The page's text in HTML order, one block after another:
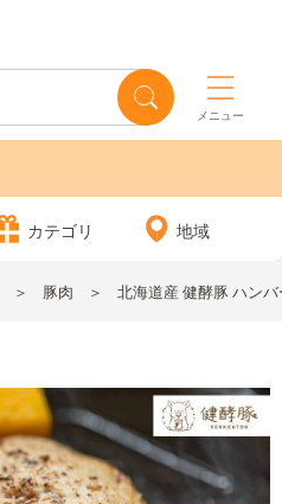
メニュー
カテゴリ 地域
豚肉 北海道産 健酵豚 ハン